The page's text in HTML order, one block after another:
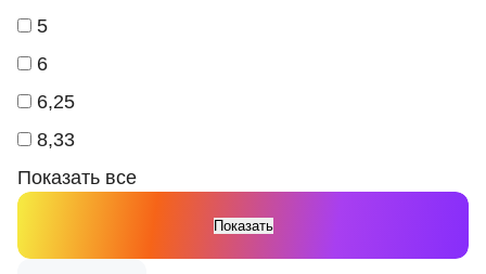
5
6
6,25
8,33
Показать все